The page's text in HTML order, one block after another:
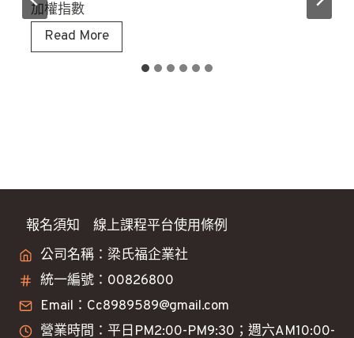
加權指數
Read More8
/
分
報名須知
線上課程平台使用條例
公司名稱：梁氏福企業社
統一編號：00826800
Email：Cc8989589@gmail.com
營業時間：平日PM2:00-PM9:30；週六AM10:00-